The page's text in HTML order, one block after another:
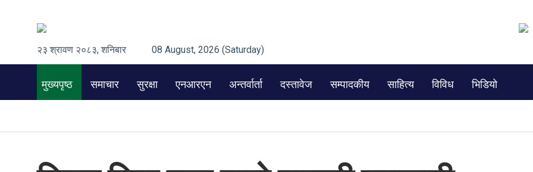
२३ श्रावण २०८३, शनिबार 08 August, 2026 (Saturday)
मुख्यपृष्ठ समाचार सुरक्षा एनआरएन अन्तर्वार्ता दस्तावेज सम्पादकीय साहित्य विविध भिडियो